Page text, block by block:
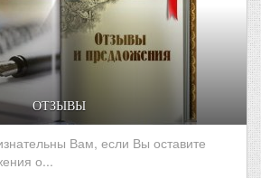
ОТЗЫВЫ
Вам, если Вы оставите
о...